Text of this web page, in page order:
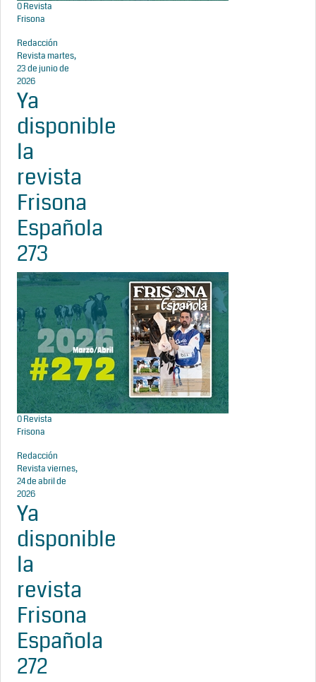
0Revista
Frisona
Redacción
Revistamartes,
23 de junio de
2026
Ya
disponible
la
revista
Frisona
Española
273
0Revista
Frisona
Redacción
Revistaviernes,
24 de abril de
2026
Ya
disponible
la
revista
Frisona
Española
272